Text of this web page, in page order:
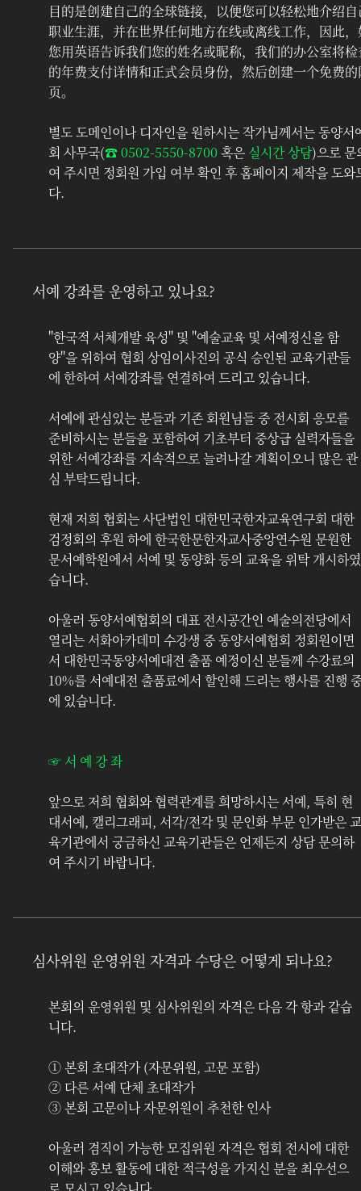
目的是创建自己的全球链接，以便您可以轻松地介绍
职业生涯，并在世界任何地方在线或离线工作，因此
您用英语告诉我们您的姓名或昵称，我们的办公室将
的年费支付详情和正式会员身份，然后创建一个免费
页。
별도 도메인이나 디자인을 원하시는 작가님께서는 동양서
회 사무국(☎︎ 0502-5550-8700 혹은 실시간 상담)으로 문
여 주시면 정회원 가입 여부 확인 후 홈페이지 제작을 도와
다.
서예 강좌를 운영하고 있나요?
"한국적 서체개발 육성" 및 "예술교육 및 서예정신을 함
양"을 위하여 협회 상임이사진의 공식 승인된 교육기관들
에 한하여 서예강좌를 연결하여 드리고 있습니다.
서예에 관심있는 분들과 기존 회원님들 중 전시회 응모를
준비하시는 분들을 포함하여 기초부터 중상급 실력자들을
위한 서예강좌를 지속적으로 늘려나갈 계획이오니 많은 관
심 부탁드립니다.
현재 저희 협회는 사단법인 대한민국한자교육연구회 대한
검정회의 후원 하에 한국한문한자교사중앙연수원 문원한
문서예학원에서 서예 및 동양화 등의 교육을 위탁 개시하였
습니다.
아울러 동양서예협회의 대표 전시공간인 예술의전당에서
열리는 서화아카데미 수강생 중 동양서예협회 정회원이면
서 대한민국동양서예대전 출품 예정이신 분들께 수강료의
10%를 서예대전 출품료에서 할인해 드리는 행사를 진행
에 있습니다.
☞ 서 예 강 좌
앞으로 저희 협회와 협력관계를 희망하시는 서예, 특히 현
대서예, 캘리그래피, 서각/전각 및 문인화 부문 인가받은 교
육기관에서 궁금하신 교육기관들은 언제든지 상담 문의하
여 주시기 바랍니다.
심사위원 운영위원 자격과 수당은 어떻게 되나요?
본회의 운영위원 및 심사위원의 자격은 다음 각 항과 같습
니다.
② 다른 서예 단체 초대작가
③ 본회 고문이나 자문위원이 추천한 인사
아울러 겸직이 가능한 모집위원 자격은 협회 전시에 대한
이해와 홍보 활동에 대한 적극성을 가지신 분을 최우선으